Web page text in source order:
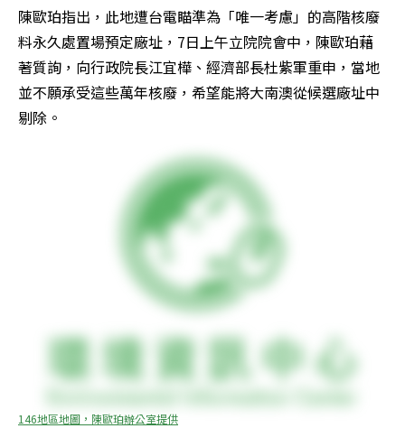
陳歐珀指出，此地遭台電瞄準為「唯一考慮」的高階核廢
料永久處置場預定廠址，7日上午立院院會中，陳歐珀藉
著質詢，向行政院長江宜樺、經濟部長杜紫軍重申，當地
並不願承受這些萬年核廢，希望能將大南澳從候選廠址中
剔除。
146地區地圖，陳歐珀辦公室提供